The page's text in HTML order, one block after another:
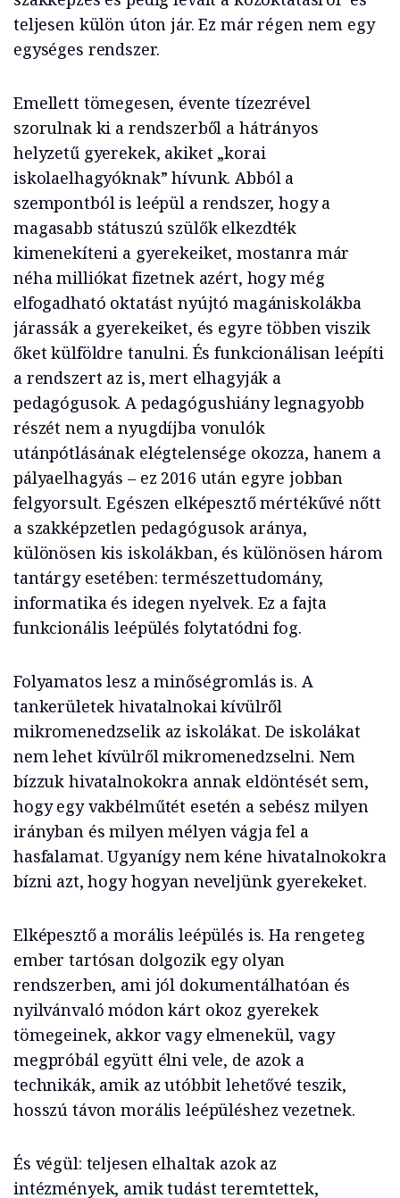
teljesen külön úton jár. Ez már régen nem egy
egységes rendszer.
Emellett tömegesen, évente tízezrével
szorulnak ki a rendszerből a hátrányos
helyzetű gyerekek, akiket „korai
iskolaelhagyóknak” hívunk. Abból a
szempontból is leépül a rendszer, hogy a
magasabb státuszú szülők elkezdték
kimenekíteni a gyerekeiket, mostanra már
néha milliókat fizetnek azért, hogy még
elfogadható oktatást nyújtó magániskolákba
járassák a gyerekeiket, és egyre többen viszik
őket külföldre tanulni. És funkcionálisan leépíti
a rendszert az is, mert elhagyják a
pedagógusok. A pedagógushiány legnagyobb
részét nem a nyugdíjba vonulók
utánpótlásának elégtelensége okozza, hanem a
pályaelhagyás – ez 2016 után egyre jobban
felgyorsult. Egészen elképesztő mértékűvé nőtt
a szakképzetlen pedagógusok aránya,
különösen kis iskolákban, és különösen három
tantárgy esetében: természettudomány,
informatika és idegen nyelvek. Ez a fajta
funkcionális leépülés folytatódni fog.
Folyamatos lesz a minőségromlás is. A
tankerületek hivatalnokai kívülről
mikromenedzselik az iskolákat. De iskolákat
nem lehet kívülről mikromenedzselni. Nem
bízzuk hivatalnokokra annak eldöntését sem,
hogy egy vakbélműtét esetén a sebész milyen
irányban és milyen mélyen vágja fel a
hasfalamat. Ugyanígy nem kéne hivatalnokokra
bízni azt, hogy hogyan neveljünk gyerekeket.
Elképesztő a morális leépülés is. Ha rengeteg
ember tartósan dolgozik egy olyan
rendszerben, ami jól dokumentálhatóan és
nyilvánvaló módon kárt okoz gyerekek
tömegeinek, akkor vagy elmenekül, vagy
megpróbál együtt élni vele, de azok a
technikák, amik az utóbbit lehetővé teszik,
hosszú távon morális leépüléshez vezetnek.
És végül: teljesen elhaltak azok az
intézmények, amik tudást teremtettek,